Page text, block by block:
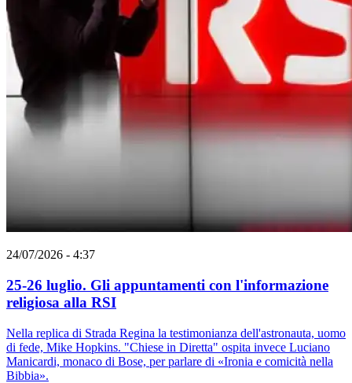
24/07/2026 - 4:37
25-26 luglio. Gli appuntamenti con l'informazione
religiosa alla RSI
Nella replica di Strada Regina la testimonianza dell'astronauta, uomo
di fede, Mike Hopkins. "Chiese in Diretta" ospita invece Luciano
Manicardi, monaco di Bose, per parlare di «Ironia e comicità nella
Bibbia».